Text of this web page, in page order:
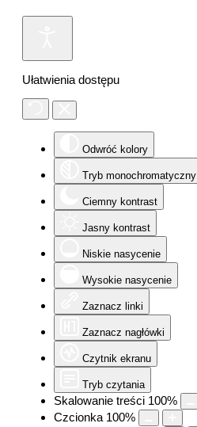
Ułatwienia dostępu
Odwróć kolory
Tryb monochromatyczny
Ciemny kontrast
Jasny kontrast
Niskie nasycenie
Wysokie nasycenie
Zaznacz linki
Zaznacz nagłówki
Czytnik ekranu
Tryb czytania
Skalowanie treści 100%
Czcionka 100%